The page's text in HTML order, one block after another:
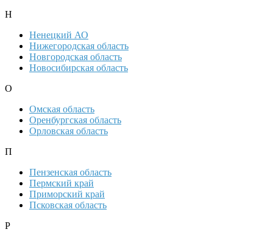
Н
Ненецкий АО
Нижегородская область
Новгородская область
Новосибирская область
О
Омская область
Оренбургская область
Орловская область
П
Пензенская область
Пермский край
Приморский край
Псковская область
Р